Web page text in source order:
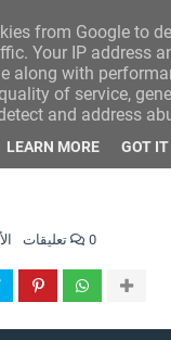
0 تعليقات
from Google to
Your IP address
along with
of service,
and address
LEARN MORE GOT IT